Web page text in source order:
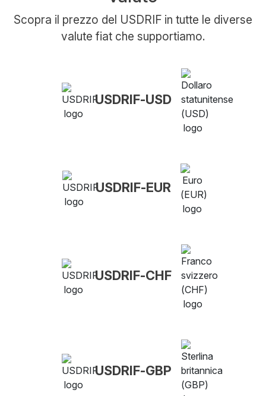
Scopra il prezzo del USDRIF in tutte le diverse
valute fiat che supportiamo.
USDRIF-USD
USDRIF-EUR
USDRIF-CHF
USDRIF-GBP